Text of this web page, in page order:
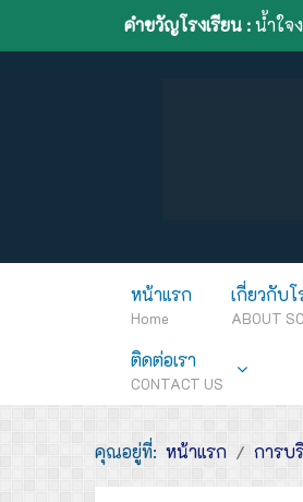
คำขวัญโรงเรียน :น้ำใจ
หน้าแรก
Home
เกี่ยวกับโ
ABOUT
ติดต่อเรา
CONTACT US
คุณอยู่ที่: หน้าแรก การบ